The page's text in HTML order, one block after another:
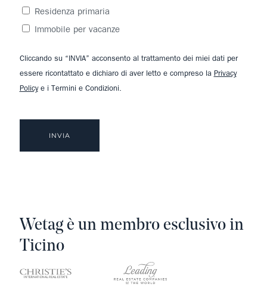
Residenza primaria
Immobile per vacanze
Cliccando su “INVIA” acconsento al trattamento dei miei dati per
essere ricontattato e dichiaro di aver letto e compreso la Privacy
Policye i Termini e Condizioni.
Wetag è un membro esclusivo in
Ticino